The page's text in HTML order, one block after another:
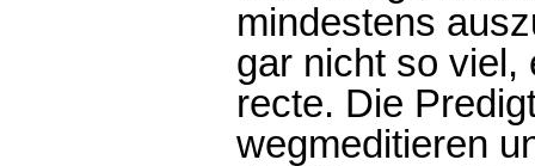
mindestens
gar nicht so viel,
recte. Die
wegmeditieren